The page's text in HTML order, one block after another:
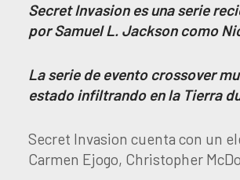
Secret Invasion es una serie
por Samuel L. Jackson como
La serie de evento crossover
estado infiltrando en la Tierra
Secret Invasion cuenta con un
Carmen Ejogo, Christopher